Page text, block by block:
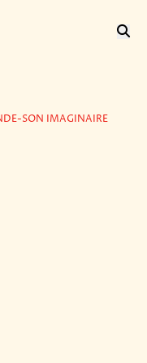
SON IMAGINAIRE